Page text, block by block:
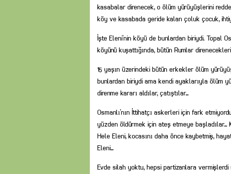
kasabalar direnecek, o ölüm yürüyüşlerini
köy ve kasabada geride kalan çoluk çocuk,
İşte Eleni’nin köyü de bunlardan biriydi. Topal
köyünü kuşattığında, bütün Rumlar
15 yaşın üzerindeki bütün erkekler ölüm
bunlardan biriydi ama kendi ayaklarıyla ölüm
direnme kararı aldılar, çatıştılar…
Osmanlı’nın İttihatçı askerleri için fark
yüzden öldürmek için ateş etmeye
Hele Eleni, kocasını daha önce kaybetmiş,
Eleni…
Evde silah yoktu, hepsi partizanlara vermişlerdi